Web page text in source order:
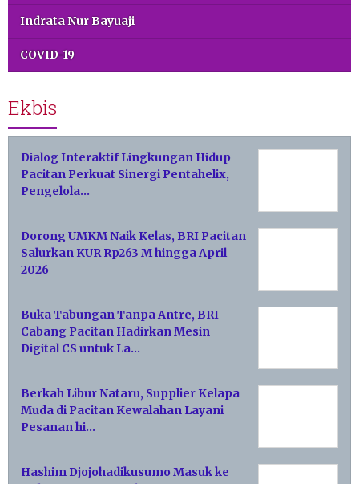
Indrata Nur Bayuaji
COVID-19
Ekbis
Dialog Interaktif Lingkungan Hidup
Pacitan Perkuat Sinergi Pentahelix,
Pengelola…
Dorong UMKM Naik Kelas, BRI Pacitan
Salurkan KUR Rp263 M hingga April
2026
Buka Tabungan Tanpa Antre, BRI
Cabang Pacitan Hadirkan Mesin
Digital CS untuk La…
Berkah Libur Nataru, Supplier Kelapa
Muda di Pacitan Kewalahan Layani
Pesanan hi…
Hashim Djojohadikusumo Masuk ke